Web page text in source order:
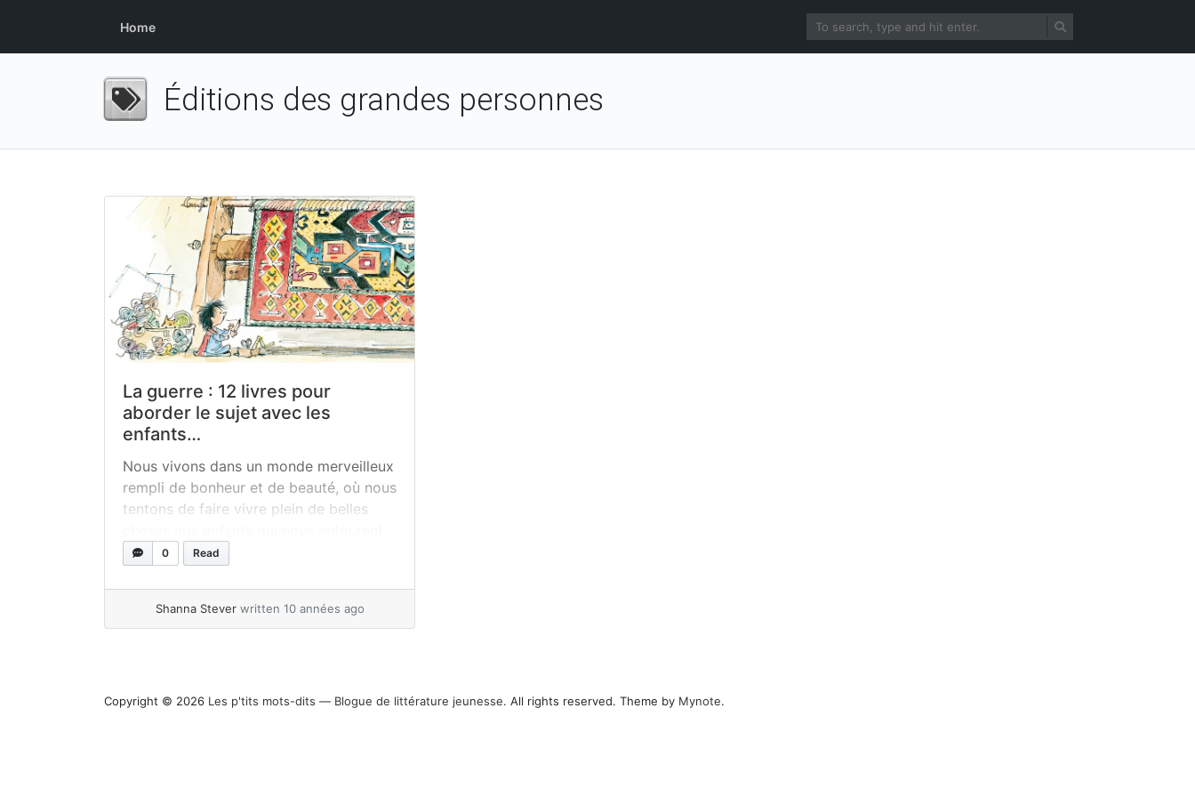
Home
Éditions des grandes personnes
La guerre : 12 livres pour
aborder le sujet avec les
enfants…
Nous vivons dans un monde merveilleux
rempli de bonheur et de beauté, où nous
tentons de faire vivre plein de belles
Malheureusement, la réalité nous
souvent témoins de gestes de violence
et de la guerre dans plusieurs pays. En
0 Read
Shanna Stever written 10 années ago
Copyright © 2026 Les p'tits mots-dits ― Blogue de littérature jeunesse. All rights reserved. Theme by Mynote.